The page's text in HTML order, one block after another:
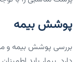
پوشش بیمه
بررسی پوشش بیمه و